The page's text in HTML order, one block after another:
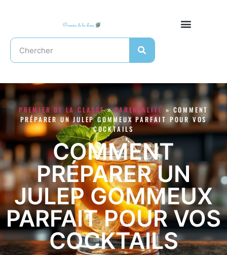
PREMIER DE LA CLASSE»PARENTALITÉ»COMMENT
PRÉPARER UN JULEP GOMMEUX PARFAIT POUR VOS
COCKTAILS
COMMENT
PRÉPARER UN
JULEP GOMMEUX
PARFAIT POUR VOS
COCKTAILS